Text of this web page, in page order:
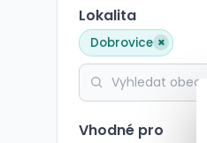
Lokalita
Dobrovice ×
Vhodné pro